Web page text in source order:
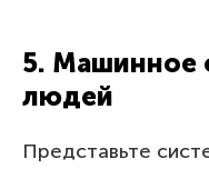
5. Машинное
людей
Представьте